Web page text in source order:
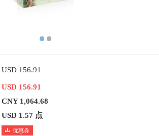
USD 156.91
USD 156.91
CNY 1,064.68
USD 1.57 点
优惠券